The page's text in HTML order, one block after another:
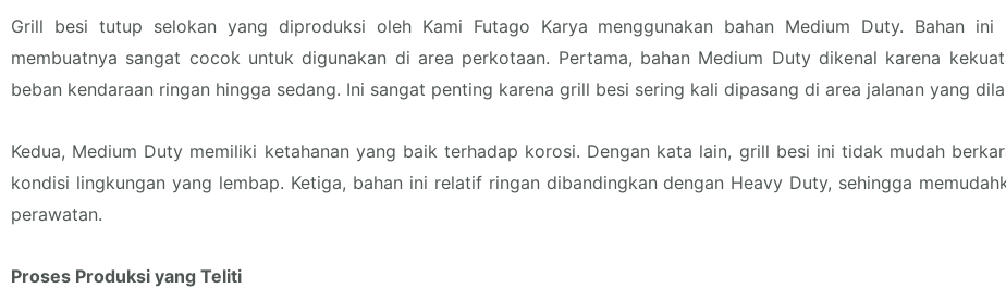
Grill besi tutup selokan yang diproduksi oleh Kami Futago Karya menggunakan bahan Medium Duty. Bahan ini
membuatnya sangat cocok untuk digunakan di area perkotaan. Pertama, bahan Medium Duty dikenal karena
beban kendaraan ringan hingga sedang. Ini sangat penting karena grill besi sering kali dipasang di area jalanan yang
Kedua, Medium Duty memiliki ketahanan yang baik terhadap korosi. Dengan kata lain, grill besi ini tidak mudah
kondisi lingkungan yang lembap. Ketiga, bahan ini relatif ringan dibandingkan dengan Heavy Duty, sehingga
perawatan.
Proses Produksi yang Teliti